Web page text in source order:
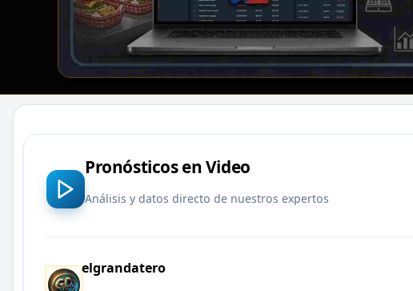
Pronósticos en Video
Análisis y datos directo de nuestros expertos
elgrandatero